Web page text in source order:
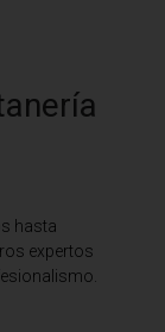
hasta
expertos